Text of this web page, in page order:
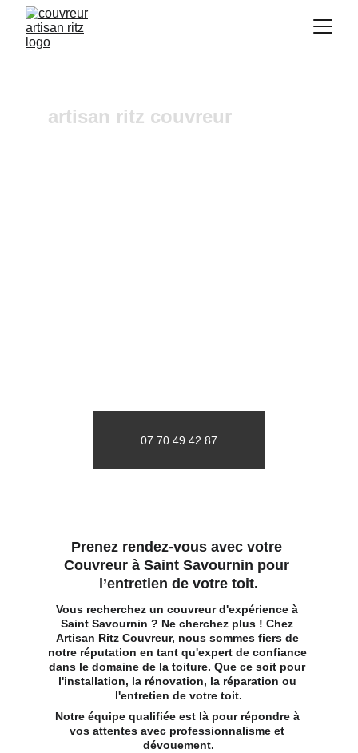
artisan ritz couvreur
07 70 49 42 87
Prenez rendez-vous avec votre
Couvreur à Saint Savournin pour
l’entretien de votre toit.
Vous recherchez un couvreur d'expérience à
Saint Savournin ? Ne cherchez plus ! Chez
Artisan Ritz Couvreur, nous sommes fiers de
notre réputation en tant qu'expert de confiance
dans le domaine de la toiture. Que ce soit pour
l'installation, la rénovation, la réparation ou
l'entretien de votre toit.
Notre équipe qualifiée est là pour répondre à
vos attentes avec professionnalisme et
dévouement.